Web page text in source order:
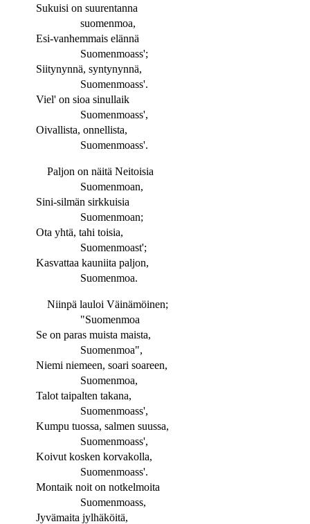
Sukuisi on suurentanna
suomenmoa,
Esi-vanhemmais elännä
Suomenmoass';
Siitynynnä, syntynynnä,
Suomenmoass'.
Viel' on sioa sinullaik
Suomenmoass',
Oivallista, onnellista,
Suomenmoass'.
Paljon on näitä Neitoisia
Suomenmoan,
Sini-silmän sirkkuisia
Suomenmoan;
Ota yhtä, tahi toisia,
Suomenmoast';
Kasvattaa kauniita paljon,
Suomenmoa.
Niinpä lauloi Väinämöinen;
"Suomenmoa
Se on paras muista maista,
Suomenmoa",
Niemi niemeen, soari soareen,
Suomenmoa,
Talot taipalten takana,
Suomenmoass',
Kumpu tuossa, salmen suussa,
Suomenmoass',
Koivut kosken korvakolla,
Suomenmoass'.
Montaik noit on notkelmoita
Suomenmoass,
Jyvämaita jylhäköitä,